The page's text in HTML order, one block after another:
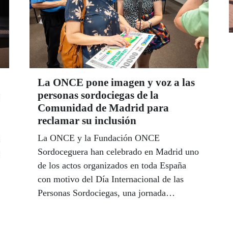
La ONCE pone imagen y voz a las
personas sordociegas de la
Comunidad de Madrid para
reclamar su inclusión
La ONCE y la Fundación ONCE
Sordoceguera han celebrado en Madrid uno
de los actos organizados en toda España
con motivo del Día Internacional de las
Personas Sordociegas, una jornada